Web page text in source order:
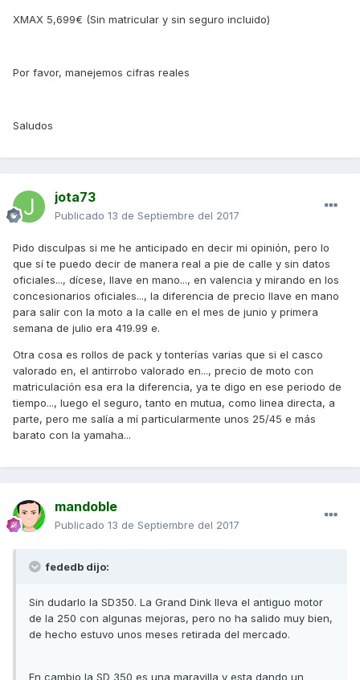
XMAX 5,699€ (Sin matricular y sin seguro incluido)
Por favor, manejemos cifras reales
Saludos
jota73
Publicado 13 de Septiembre del 2017
Pido disculpas si me he anticipado en decir mi opinión, pero lo
que sí te puedo decir de manera real a pie de calle y sin datos
oficiales..., dícese, llave en mano..., en valencia y mirando en los
concesionarios oficiales..., la diferencia de precio llave en mano
para salir con la moto a la calle en el mes de junio y primera
semana de julio era 419.99 e.
Otra cosa es rollos de pack y tonterías varias que si el casco
valorado en, el antirrobo valorado en..., precio de moto con
matriculación esa era la diferencia, ya te digo en ese periodo de
tiempo..., luego el seguro, tanto en mutua, como linea directa, a
parte, pero me salía a mí particularmente unos 25/45 e más
barato con la yamaha...
mandoble
Publicado 13 de Septiembre del 2017
fededb dijo:
Sin dudarlo la SD350. La Grand Dink lleva el antiguo motor
de la 250 con algunas mejoras, pero no ha salido muy bien,
de hecho estuvo unos meses retirada del mercado.
En cambio la SD 350 es una maravilla y esta dando un